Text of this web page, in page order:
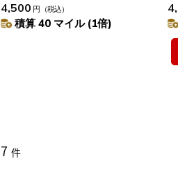
4,500 円 （税込）
積算 40 マイル (1倍)
7 件